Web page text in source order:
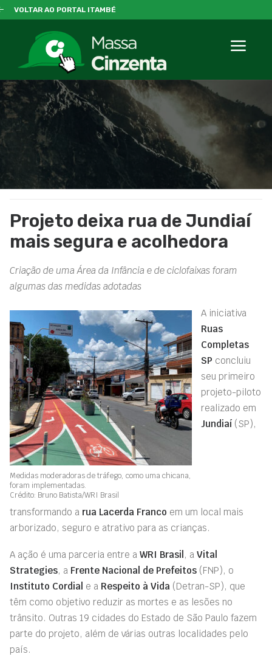
VOLTAR AO PORTAL ITAMBÉ
Projeto deixa rua de Jundiaí
mais segura e acolhedora
Criação de uma Área da Infância e de ciclofaixas foram
algumas das medidas adotadas
Medidas moderadoras de tráfego, como uma chicana,
foram implementadas.
Crédito: Bruno Batista/WRI Brasil
A iniciativa
Ruas
Completas
SP concluiu
seu primeiro
projeto-piloto
realizado em
Jundiaí (SP),
transformando a rua Lacerda Franco em um local mais
arborizado, seguro e atrativo para as crianças.
A ação é uma parceria entre a WRI Brasil , a Vital
Strategies, a Frente Nacional de Prefeitos (FNP), o
Instituto Cordial e a Respeito à Vida (Detran-SP), que
têm como objetivo reduzir as mortes e as lesões no
trânsito. Outras 19 cidades do Estado de São Paulo fazem
parte do projeto, além de várias outras localidades pelo
país.